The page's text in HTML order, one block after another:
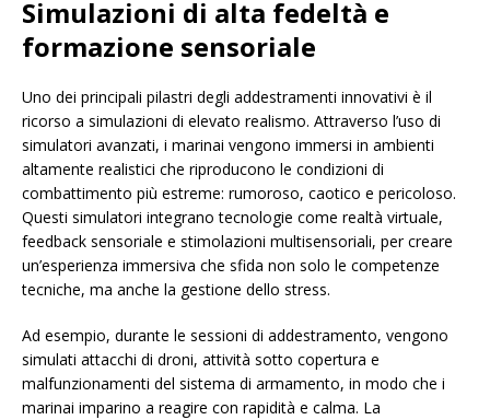
Simulazioni di alta fedeltà e
formazione sensoriale
Uno dei principali pilastri degli addestramenti innovativi è il
ricorso a simulazioni di elevato realismo. Attraverso l’uso di
simulatori avanzati, i marinai vengono immersi in ambienti
altamente realistici che riproducono le condizioni di
combattimento più estreme: rumoroso, caotico e pericoloso.
Questi simulatori integrano tecnologie come realtà virtuale,
feedback sensoriale e stimolazioni multisensoriali, per creare
un’esperienza immersiva che sfida non solo le competenze
tecniche, ma anche la gestione dello stress.
Ad esempio, durante le sessioni di addestramento, vengono
simulati attacchi di droni, attività sotto copertura e
malfunzionamenti del sistema di armamento, in modo che i
marinai imparino a reagire con rapidità e calma. La